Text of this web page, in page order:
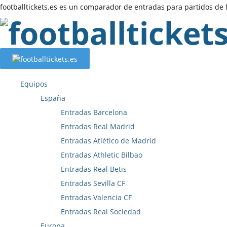
footballtickets.es es un comparador de entradas para partidos de
Equipos
España
Entradas Barcelona
Entradas Real Madrid
Entradas Atlético de Madrid
Entradas Athletic Bilbao
Entradas Real Betis
Entradas Sevilla CF
Entradas Valencia CF
Entradas Real Sociedad